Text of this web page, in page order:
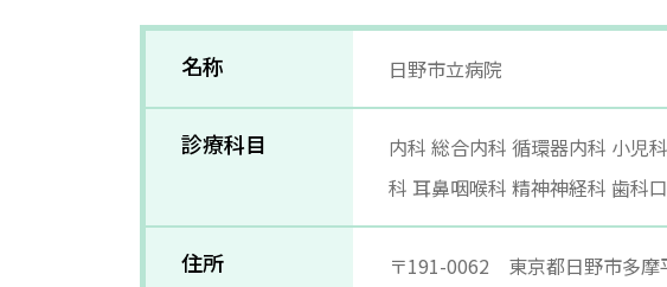
名称 日野市立病院
診療科目
内科 総合内科 循環器内科 小児
科 耳鼻咽喉科 精神神経科 歯科
住所 〒191-0062 東京都日野市多摩